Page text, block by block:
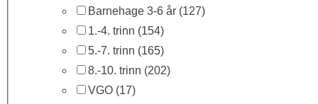
Barnehage 3-6 år (127)
1.-4. trinn (154)
5.-7. trinn (165)
8.-10. trinn (202)
VGO (17)